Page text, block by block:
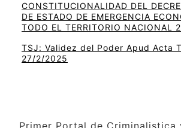
CONSTITUCIONALIDAD DEL
DE ESTADO DE EMERGENCIA
TODO EL TERRITORIO NACIONAL
TSJ: Validez del Poder Apud Acta
27/2/2025